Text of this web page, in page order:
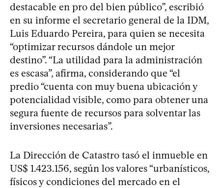
destacable en pro del bien público”, escribió
en su informe el secretario general de la IDM,
Luis Eduardo Pereira, para quien se necesita
“optimizar recursos dándole un mejor
destino”. “La utilidad para la administración
es escasa”, afirma, considerando que “el
predio “cuenta con muy buena ubicación y
potencialidad visible, como para obtener una
segura fuente de recursos para solventar las
inversiones necesarias”.
La Dirección de Catastro tasó el inmueble en
US$ 1.423.156, según los valores “urbanísticos,
físicos y condiciones del mercado en el